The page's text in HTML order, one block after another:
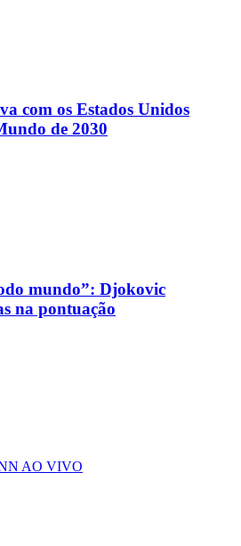
com os Estados Unidos
de 2030
mundo”: Djokovic
na pontuação
AO VIVO